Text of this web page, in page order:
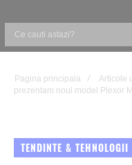
Ce
astazi?
Pagina principala Articole
prezentam noul model Plexor
TENDINTE & TEHNOLOGII